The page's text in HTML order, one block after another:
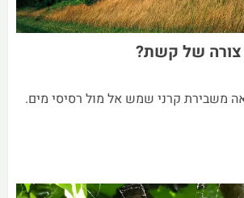
של קשת?
משבירת קרני שמש אל מול רסיסי מים.